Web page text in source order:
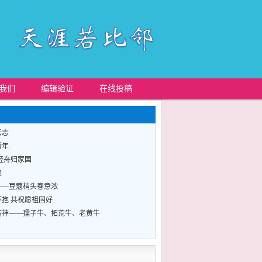
们 编辑验证 在线投稿
志
年
舟归家国
豆蔻梢头春意浓
共祝愿祖国好
神——孺子牛、拓荒牛、老黄牛